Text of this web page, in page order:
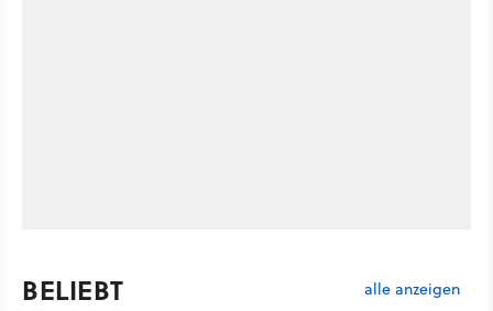
BELIEBT alle anzeigen